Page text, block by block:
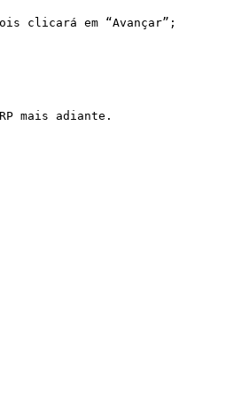
clicará em “Avançar”;
mais adiante.